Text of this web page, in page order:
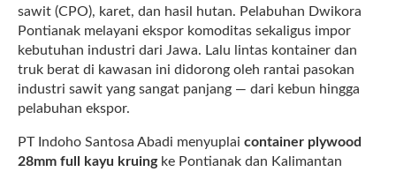
sawit (CPO), karet, dan hasil hutan. Pelabuhan Dwikora
Pontianak melayani ekspor komoditas sekaligus impor
kebutuhan industri dari Jawa. Lalu lintas kontainer dan
truk berat di kawasan ini didorong oleh rantai pasokan
industri sawit yang sangat panjang — dari kebun hingga
pelabuhan ekspor.
PT Indoho Santosa Abadi menyuplai container plywood
28mm full kayu kruingke Pontianak dan Kalimantan